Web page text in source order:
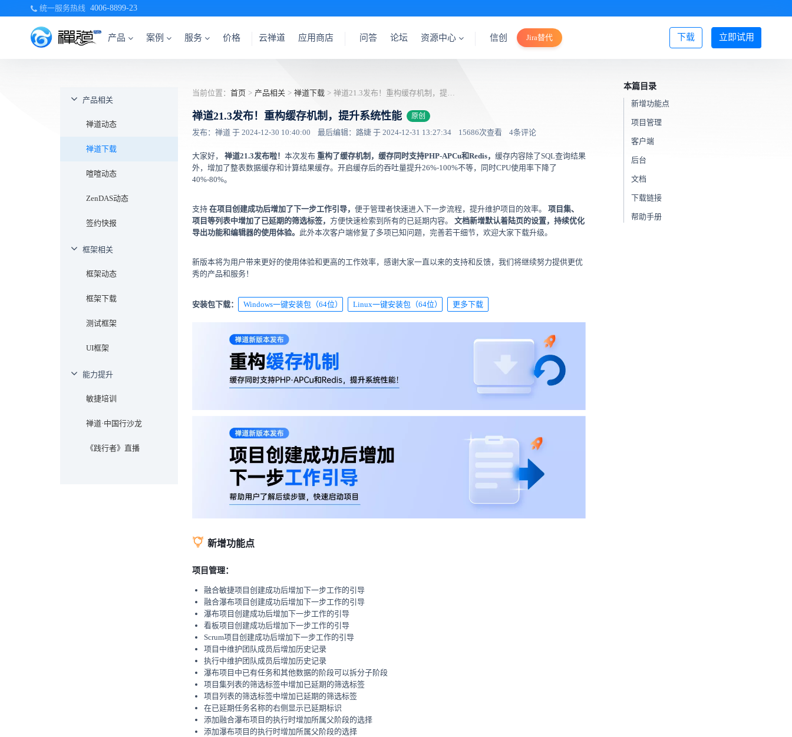
统一服务热线 4006-8899-23
产品 案例 服务 价格 立即试用
下载
云禅道 应用商店 问答 论坛 资源中心 信创 Jira替代 登录/注册
产品相关
禅道动态
禅道下载
喧喧动态
ZenDAS动态
签约快报
框架相关
框架动态
框架下载
测试框架
UI框架
能力提升
敏捷培训
禅道·中国行沙龙
《践行者》直播
当前位置： 首页 > 产品相关 > 禅道下载 > 禅道21.3发布！重构缓存机制，提升系统性能
禅道21.3发布！重构缓存机制，提升系统性能 原创
发布：禅道 于 2024-12-30 10:40:00 最后编辑：路婕 于 2024-12-31 13:27:34 15686次查看 4条评论
本篇目录
新增功能点
项目管理
客户端
后台
文档
下载链接
帮助手册
大家好， 禅道21.3发布啦！ 本次发布 重构了缓存机制，缓存同时支持PHP-APCu和Redis， 缓存内容除了SQL查询结果
外，增加了整表数据缓存和计算结果缓存。开启缓存后的吞吐量提升26%-100%不等，同时CPU使用率下降了
40%-80%。
支持 在项目创建成功后增加了下一步工作引导， 便于管理者快速进入下一步流程，提升维护项目的效率。 项目集、
项目等列表中增加了已延期的筛选标签， 方便快速检索到所有的已延期内容。 文档新增默认着陆页的设置，持续优化
导出功能和编辑器的使用体验。 此外本次客户端修复了多项已知问题，完善若干细节，欢迎大家下载升级。
新版本将为用户带来更好的使用体验和更高的工作效率，感谢大家一直以来的支持和反馈，我们将继续努力提供更优
秀的产品和服务！
安装包下载： Windows一键安装包（64位） Linux一键安装包（64位） 更多下载
新增功能点
项目管理：
融合敏捷项目创建成功后增加下一步工作的引导
融合瀑布项目创建成功后增加下一步工作的引导
瀑布项目创建成功后增加下一步工作的引导
看板项目创建成功后增加下一步工作的引导
Scrum项目创建成功后增加下一步工作的引导
项目中维护团队成员后增加历史记录
执行中维护团队成员后增加历史记录
瀑布项目中已有任务和其他数据的阶段可以拆分子阶段
项目集列表的筛选标签中增加已延期的筛选标签
项目列表的筛选标签中增加已延期的筛选标签
在已延期任务名称的右侧显示已延期标识
添加融合瀑布项目的执行时增加所属父阶段的选择
添加瀑布项目的执行时增加所属父阶段的选择